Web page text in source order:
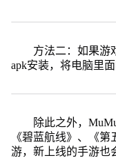
方法二：如果游
apk安装，将电脑里
除此之外，
《碧蓝航线》、《
游，新上线的手游也